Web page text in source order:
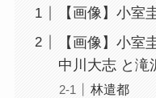
【画像】小室
【画像】小室
中川大志 と滝
林遣都